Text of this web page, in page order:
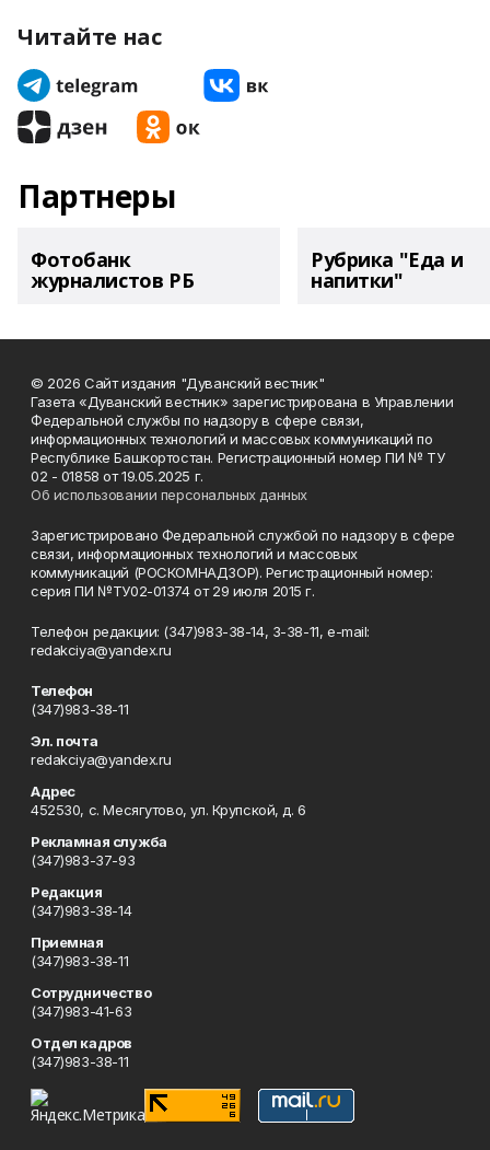
Читайте нас
Партнеры
Фотобанк
журналистов РБ
Рубрика "Еда и
напитки"
© 2026 Сайт издания "Дуванский вестник"
Газета «Дуванский вестник» зарегистрирована в Управлении
Федеральной службы по надзору в сфере связи,
информационных технологий и массовых коммуникаций по
Республике Башкортостан. Регистрационный номер ПИ № ТУ
02 - 01858 от 19.05.2025 г.
Об использовании персональных данных
Зарегистрировано Федеральной службой по надзору в сфере
связи, информационных технологий и массовых
коммуникаций (РОСКОМНАДЗОР). Регистрационный номер:
серия ПИ №ТУ02-01374 от 29 июля 2015 г.
Телефон редакции: (347)983-38-14, 3-38-11, e-mail:
redakciya@yandex.ru
Телефон
(347)983-38-11
Эл. почта
redakciya@yandex.ru
Адрес
452530, с. Месягутово, ул. Крупской, д. 6
Рекламная служба
(347)983-37-93
Редакция
(347)983-38-14
Приемная
(347)983-38-11
Сотрудничество
(347)983-41-63
Отдел кадров
(347)983-38-11